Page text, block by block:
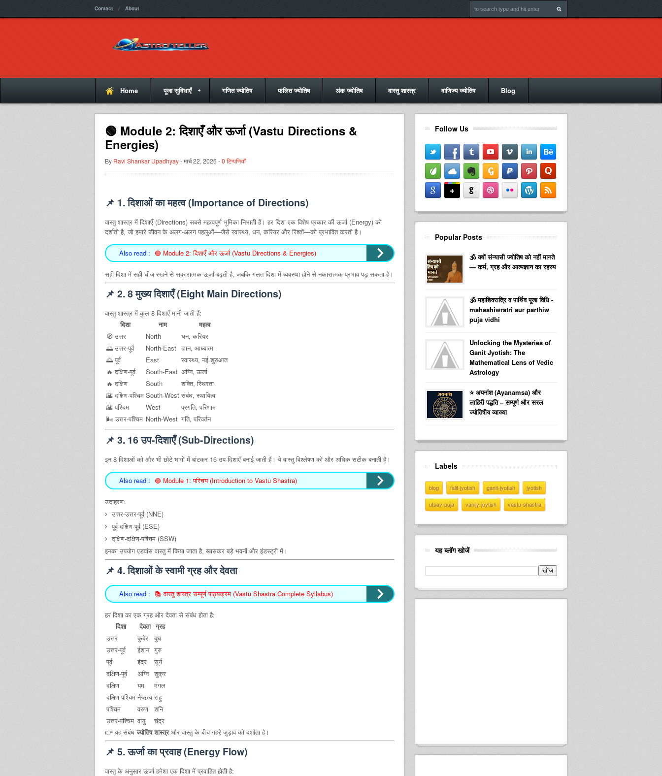
Contact About
Home पूजा सुविधाएँ गणित ज्योतिष फलित ज्योतिष अंक ज्योतिष वास्तु शास्त्र वाणिज्य ज्योतिष Blog
🟢 Module 2: दिशाएँ और ऊर्जा (Vastu Directions &
Energies)
By Ravi Shankar Upadhyay- मार्च 22, 2026 -0 टिप्पणियाँ
📌 1. दिशाओं का महत्व (Importance of Directions)
वास्तु शास्त्र में दिशाएँ (Directions) सबसे महत्वपूर्ण भूमिका निभाती हैं। हर दिशा एक विशेष प्रकार की ऊर्जा (Energy) को
दर्शाती है, जो हमारे जीवन के अलग-अलग पहलुओं—जैसे स्वास्थ्य, धन, करियर और रिश्तों—को प्रभावित करती है।
Also read : 🟢 Module 2: दिशाएँ और ऊर्जा (Vastu Directions & Energies)
सही दिशा में सही चीज़ रखने से सकारात्मक ऊर्जा बढ़ती है, जबकि गलत दिशा में व्यवस्था होने से नकारात्मक प्रभाव पड़ सकता है।
📌 2. 8 मुख्य दिशाएँ (Eight Main Directions)
वास्तु शास्त्र में कुल 8 दिशाएँ मानी जाती हैं:
दिशा
नाम
महत्व
🧭 उत्तर
North
धन, करियर
🌅 उत्तर-पूर्व
North-East ज्ञान, आध्यात्म
🌅 पूर्व
East
स्वास्थ्य, नई शुरुआत
🔥 दक्षिण-पूर्व
South-East अग्नि, ऊर्जा
🔥 दक्षिण
South
शक्ति, स्थिरता
🌇 दक्षिण-पश्चिम South-West संबंध, स्थायित्व
🌇 पश्चिम
West
प्रगति, परिणाम
🌬️ उत्तर-पश्चिम North-West गति, परिवर्तन
📌 3. 16 उप-दिशाएँ (Sub-Directions)
इन 8 दिशाओं को और भी छोटे भागों में बांटकर 16 उप-दिशाएँ बनाई जाती हैं। ये वास्तु विश्लेषण को और अधिक सटीक बनाती हैं।
Also read : 🟢 Module 1: परिचय (Introduction to Vastu Shastra)
उदाहरण:
उत्तर-उत्तर-पूर्व (NNE)
पूर्व-दक्षिण-पूर्व (ESE)
दक्षिण-दक्षिण-पश्चिम (SSW)
इनका उपयोग एडवांस वास्तु में किया जाता है, खासकर बड़े भवनों और इंडस्ट्री में।
📌 4. दिशाओं के स्वामी ग्रह और देवता
Also read : 📚 वास्तु शास्त्र सम्पूर्ण पाठ्यक्रम (Vastu Shastra Complete Syllabus)
हर दिशा का एक ग्रह और देवता से संबंध होता है:
दिशा
देवता ग्रह
उत्तर
कुबेर
बुध
उत्तर-पूर्व
ईशान गुरु
पूर्व
इंद्र
सूर्य
दक्षिण-पूर्व
अग्नि शुक्र
दक्षिण
यम
मंगल
दक्षिण-पश्चिम नैऋत्य राहु
पश्चिम
वरुण
शनि
उत्तर-पश्चिम वायु
चंद्र
👉 यह संबंध ज्योतिष शास्त्रऔर वास्तु के बीच गहरे जुड़ाव को दर्शाता है।
📌 5. ऊर्जा का प्रवाह (Energy Flow)
वास्तु के अनुसार ऊर्जा हमेशा एक दिशा में प्रवाहित होती है:
Follow Us
Popular Posts
🕉️ क्यों संन्यासी ज्योतिष को नहीं मानते
— कर्म, ग्रह और आत्मज्ञान का रहस्य
🕉️ महाशिवरात्रि व पार्थिव पूजा विधि -
mahashiwratri aur parthiw
puja vidhi
Unlocking the Mysteries of
Ganit Jyotish: The
Mathematical Lens of Vedic
Astrology
⭐ अयनांश (Ayanamsa) और
लाहिरी पद्धति – सम्पूर्ण और सरल
ज्योतिषीय व्याख्या
Labels
blog falit-jyotish ganit-jyotish jyotish
utsav-puja vanijy-joytish vastu-shastra
यह ब्लॉग खोजें